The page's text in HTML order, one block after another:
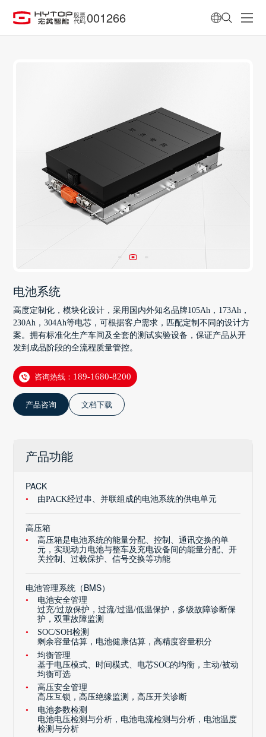
股票
代码 001266
电池系统
高度定制化，模块化设计，采用国内外知名品牌105Ah，173Ah，
230Ah，304Ah等电芯，可根据客户需求，匹配定制不同的设计方
案。拥有标准化生产车间及全套的测试实验设备，保证产品从开
发到成品阶段的全流程质量管控。
咨询热线： 189-1680-8200
产品咨询 文档下载
产品功能
PACK
由PACK经过串、并联组成的电池系统的供电单元
高压箱
高压箱是电池系统的能量分配、控制、通讯交换的单
元，实现动力电池与整车及充电设备间的能量分配、开
关控制、过载保护、信号交换等功能
电池管理系统（BMS）
电池安全管理
过充/过放保护，过流/过温/低温保护，多级故障诊断保
护，双重故障监测
SOC/SOH检测
剩余容量估算，电池健康估算，高精度容量积分
均衡管理
基于电压模式、时间模式、电芯SOC的均衡，主动/被动
均衡可选
高压安全管理
高压互锁，高压绝缘监测，高压开关诊断
电池参数检测
电池电压检测与分析，电池电流检测与分析，电池温度
检测与分析